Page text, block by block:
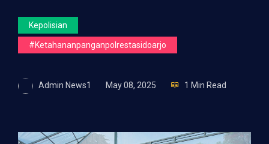
Kepolisian
#ketahananpanganpolrestasidoarjo
Admin News1 May 08, 2025 1 Min Read